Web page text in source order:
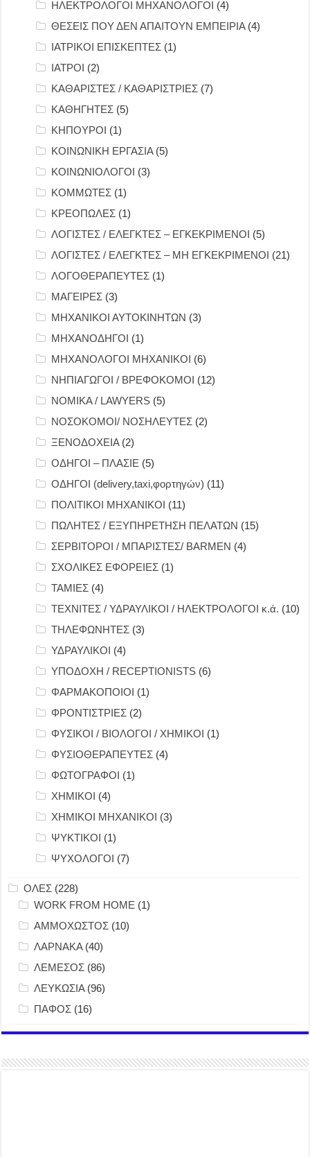
ΗΛΕΚΤΡΟΛΟΓΟΙ ΜΗΧΑΝΟΛΟΓΟΙ (4)
ΘΕΣΕΙΣ ΠΟΥ ΔΕΝ ΑΠΑΙΤΟΥΝ ΕΜΠΕΙΡΙΑ(4)
ΙΑΤΡΙΚΟΙ ΕΠΙΣΚΕΠΤΕΣ (1)
ΙΑΤΡΟΙ (2)
ΚΑΘΑΡΙΣΤΕΣ / ΚΑΘΑΡΙΣΤΡΙΕΣ (7)
ΚΑΘΗΓΗΤΕΣ (5)
ΚΗΠΟΥΡΟΙ (1)
ΚΟΙΝΩΝΙΚΗ ΕΡΓΑΣΙΑ(5)
ΚΟΙΝΩΝΙΟΛΟΓΟΙ (3)
ΚΟΜΜΩΤΕΣ (1)
ΚΡΕΟΠΩΛΕΣ (1)
ΛΟΓΙΣΤΕΣ / ΕΛΕΓΚΤΕΣ – ΕΓΚΕΚΡΙΜΕΝΟΙ (5)
ΛΟΓΙΣΤΕΣ / ΕΛΕΓΚΤΕΣ – ΜΗ ΕΓΚΕΚΡΙΜΕΝΟΙ (21)
ΛΟΓΟΘΕΡΑΠΕΥΤΕΣ (1)
ΜΑΓΕΙΡΕΣ (3)
ΜΗΧΑΝΙΚΟΙ ΑΥΤΟΚΙΝΗΤΩΝ (3)
ΜΗΧΑΝΟΔΗΓΟΙ (1)
ΜΗΧΑΝΟΛΟΓΟΙ ΜΗΧΑΝΙΚΟΙ (6)
ΝΗΠΙΑΓΩΓΟΙ / ΒΡΕΦΟΚΟΜΟΙ (12)
ΝΟΜΙΚΑ / LAWYERS (5)
ΝΟΣΟΚΟΜΟΙ/ ΝΟΣΗΛΕΥΤΕΣ (2)
ΞΕΝΟΔΟΧΕΙΑ(2)
ΟΔΗΓΟΙ – ΠΛΑΣΙΕ (5)
ΟΔΗΓΟΙ (delivery,taxi,φορτηγών) (11)
ΠΟΛΙΤΙΚΟΙ ΜΗΧΑΝΙΚΟΙ (11)
ΠΩΛΗΤΕΣ / ΕΞΥΠΗΡΕΤΗΣΗ ΠΕΛΑΤΩΝ (15)
ΣΕΡΒΙΤΟΡΟΙ / ΜΠΑΡΙΣΤΕΣ/ BARMEN (4)
ΣΧΟΛΙΚΕΣ ΕΦΟΡΕΙΕΣ (1)
ΤΑΜΙΕΣ (4)
ΤΕΧΝΙΤΕΣ / ΥΔΡΑΥΛΙΚΟΙ / ΗΛΕΚΤΡΟΛΟΓΟΙ κ.ά. (10)
ΤΗΛΕΦΩΝΗΤΕΣ (3)
ΥΔΡΑΥΛΙΚΟΙ (4)
ΥΠΟΔΟΧΗ / RECEPTIONISTS (6)
ΦΑΡΜΑΚΟΠΟΙΟΙ (1)
ΦΡΟΝΤΙΣΤΡΙΕΣ (2)
ΦΥΣΙΚΟΙ / ΒΙΟΛΟΓΟΙ / ΧΗΜΙΚΟΙ (1)
ΦΥΣΙΟΘΕΡΑΠΕΥΤΕΣ (4)
ΦΩΤΟΓΡΑΦΟΙ (1)
ΧΗΜΙΚΟΙ (4)
ΧΗΜΙΚΟΙ ΜΗΧΑΝΙΚΟΙ (3)
ΨΥΚΤΙΚΟΙ (1)
ΨΥΧΟΛΟΓΟΙ (7)
ΟΛΕΣ (228)
WORK FROM HOME (1)
ΑΜΜΟΧΩΣΤΟΣ (10)
ΛΑΡΝΑΚΑ(40)
ΛΕΜΕΣΟΣ (86)
ΛΕΥΚΩΣΙΑ(96)
ΠΑΦΟΣ (16)